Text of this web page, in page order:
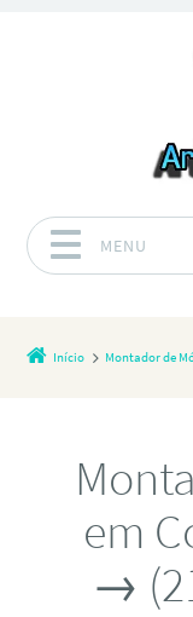
MENU
Início Montador de
em
→